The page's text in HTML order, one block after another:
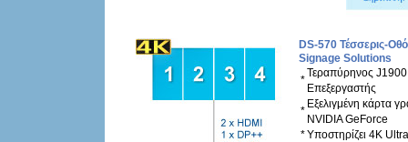
DS-570 Τέσσερις-
Signage Solutions
*
Τεραπύρηνος J1900
Επεξεργαστής
*
Εξελιγμένη κάρτα
NVIDIA GeForce
*Υποστηρίζει 4K